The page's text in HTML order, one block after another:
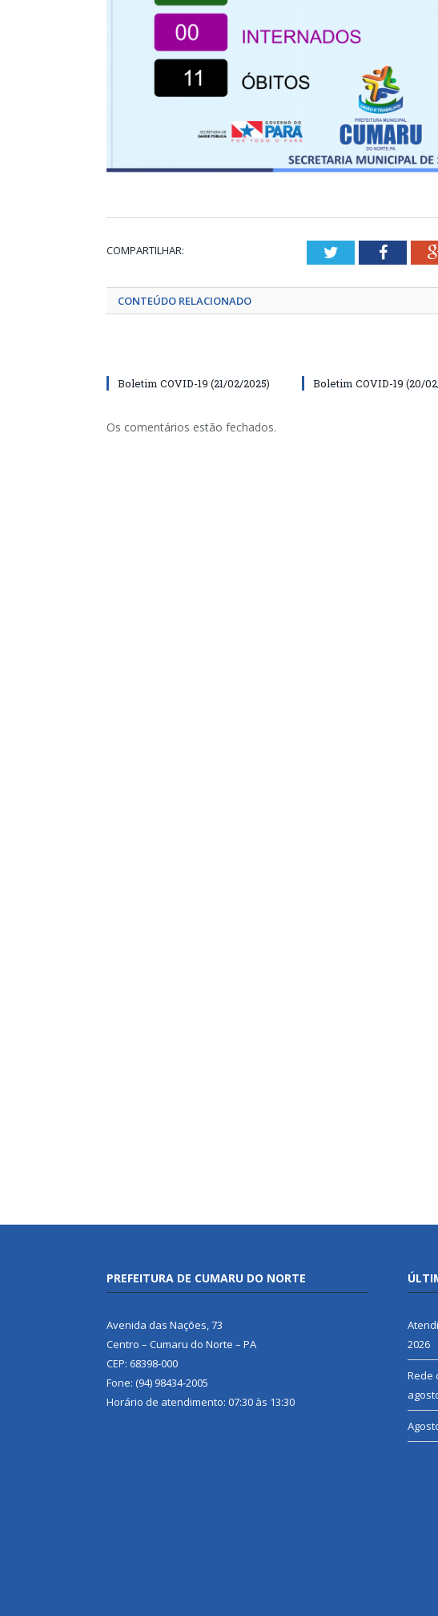
COMPARTILHAR: Twitter
CONTEÚDO RELACIONADO
Boletim COVID-19 (21/02/2025) Boletim COVID-19 (20/
Os comentários estão fechados.
PREFEITURA DE CUMARU DO NORTE
Avenida das Nações, 73
Centro – Cumaru do Norte – PA
CEP: 68398-000
Fone: (94) 98434-2005
Horário de atendimento: 07:30 às 13:30
2026
Rede